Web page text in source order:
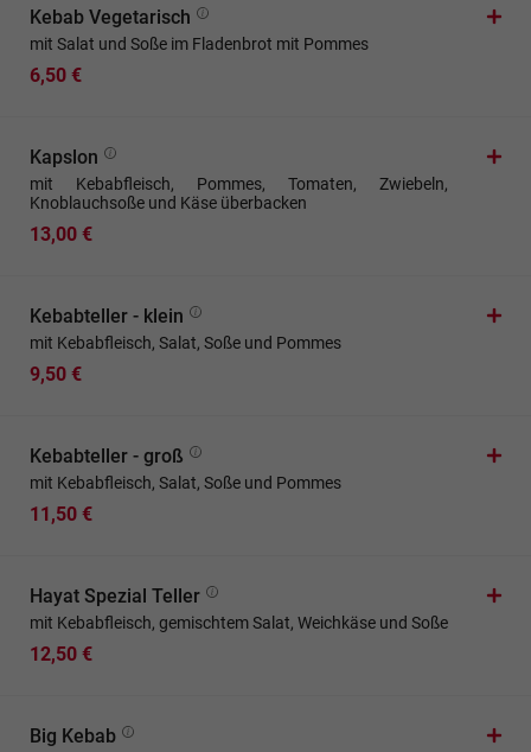
Kebab Vegetarisch
mit Salat und Soße im Fladenbrot mit Pommes
6,50 €
Kapslon
mit Kebabfleisch, Pommes, Tomaten, Zwiebeln,
Knoblauchsoße und Käse überbacken
13,00 €
Kebabteller - klein
mit Kebabfleisch, Salat, Soße und Pommes
9,50 €
Kebabteller - groß
mit Kebabfleisch, Salat, Soße und Pommes
11,50 €
Hayat Spezial Teller
mit Kebabfleisch, gemischtem Salat, Weichkäse und Soße
12,50 €
Big Kebab